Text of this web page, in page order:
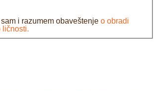
i razumem obaveštenje o obradi
ličnosti.